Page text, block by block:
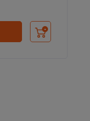
Ajouter au panier